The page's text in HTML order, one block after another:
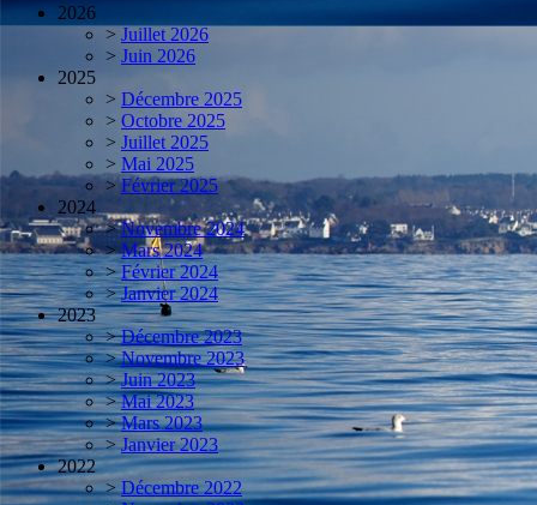
2026
> Juillet 2026
> Juin 2026
2025
> Décembre 2025
> Octobre 2025
> Juillet 2025
> Mai 2025
> Février 2025
2024
> Novembre 2024
> Mars 2024
> Février 2024
> Janvier 2024
2023
> Décembre 2023
> Novembre 2023
> Juin 2023
> Mai 2023
> Mars 2023
> Janvier 2023
2022
> Décembre 2022